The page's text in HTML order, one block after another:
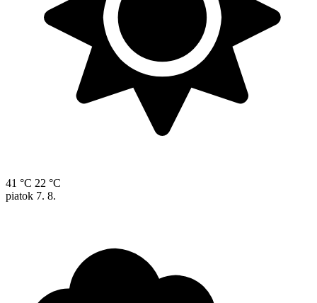
41 °C 22 °C
piatok 7. 8.